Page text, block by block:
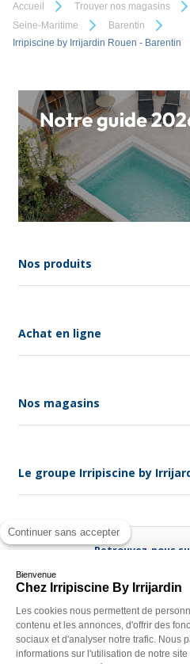
Continuer sans accepter
Bienvenue
Chez Irripiscine By Irrijardin
Les cookies nous permettent de
contenu et les annonces, d'offrir des
sociaux et d'analyser notre trafic. Nous
informations sur l'utilisation de notre
Accueil Trouver nos magasins
Seine-Maritime
Barentin
Irripiscine by Irrijardin Rouen - Barentin
Nos produits
Achat en ligne
Nos magasins
Le groupe Irripiscine by
Retrouvez-nous
Besoin d'aide ?
0970 818 918 (appel non